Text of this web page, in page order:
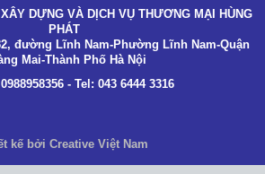
DỰNG VÀ DỊCH VỤ THƯƠNG MẠI HÙNG
PHÁT
đường Lĩnh Nam-Phường Lĩnh Nam-Quận
Mai-Thành Phố Hà Nội
- Tel: 043 6444 3316
kế bởi Creative Việt Nam